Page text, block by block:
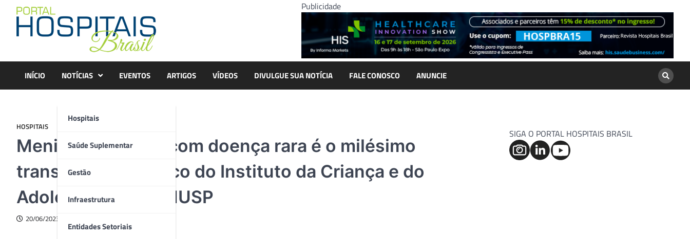
content
Publicidade
INÍCIO NOTÍCIAS
Hospitais
Saúde Suplementar
Gestão
Infraestrutura
Entidades Setoriais
EVENTOS ARTIGOS VÍDEOS DIVULGUE SUA NOTÍCIA FALE CONOSCO ANUNCIE
HOSPITAIS
Menina de 5 anos com doença rara é o milésimo
transplante hepático do Instituto da Criança e do
Adolescente HCFMUSP
20/06/2023
SIGA O PORTAL HOSPITAIS BRASIL